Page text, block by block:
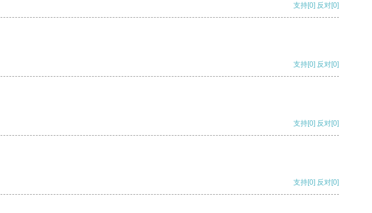
支持[0] 反对[0]
支持[0] 反对[0]
支持[0] 反对[0]
支持[0] 反对[0]